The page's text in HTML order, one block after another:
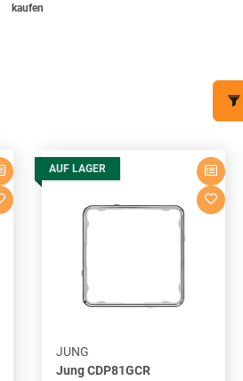
kaufen
AUF LAGER
JUNG
Jung CDP81GCR